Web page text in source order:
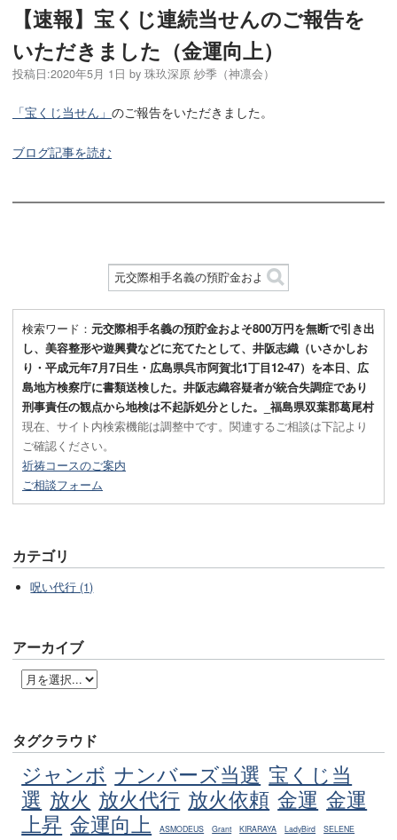
【速報】宝くじ連続当せんのご報告を
いただきました（金運向上）
投稿日:2020年5月 1日 by 珠玖深原 紗季（神凛会）
「宝くじ当せん」 のご報告をいただきました。
ブログ記事を読む
検索ワード： 元交際相手名義の預貯金およそ800万円を無断で引き出
し、美容整形や遊興費などに充てたとして、井阪志織（いさかしお
り・平成元年7月7日生・広島県呉市阿賀北1丁目12-47）を本日、広
島地方検察庁に書類送検した。井阪志織容疑者が統合失調症であり
刑事責任の観点から地検は不起訴処分とした。_福島県双葉郡葛尾村
現在、サイト内検索機能は調整中です。関連するご相談は下記より
ご確認ください。
祈祷コースのご案内
ご相談フォーム
カテゴリ
呪い代行 (1)
アーカイブ
タグクラウド
ジャンボ ナンバーズ当選 宝くじ当
選 放火 放火代行 放火依頼 金運 金運
上昇 金運向上 ASMODEUS Grant KIRARAYA LadyBird
SELENE